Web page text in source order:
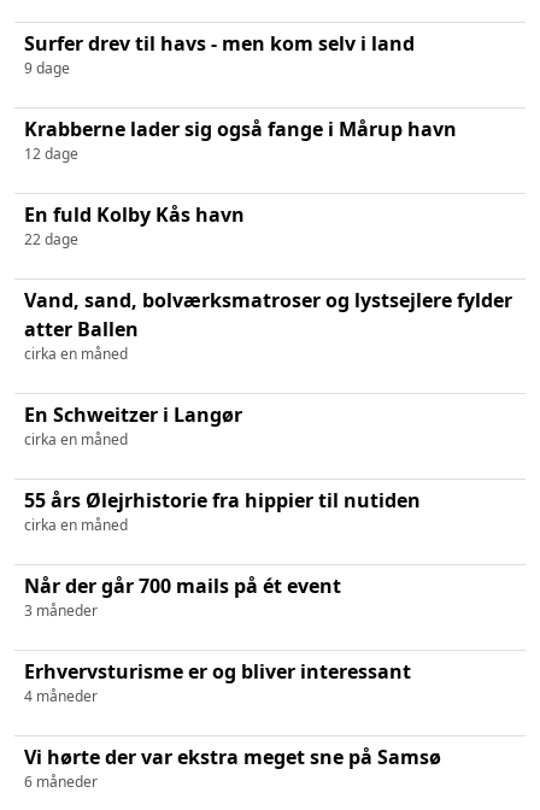
Surfer drev til havs - men kom selv i land
9 dage
Krabberne lader sig også fange i Mårup havn
12 dage
En fuld Kolby Kås havn
22 dage
Vand, sand, bolværksmatroser og lystsejlere fylder
atter Ballen
cirka en måned
En Schweitzer i Langør
cirka en måned
55 års Ølejrhistorie fra hippier til nutiden
cirka en måned
Når der går 700 mails på ét event
3 måneder
Erhvervsturisme er og bliver interessant
4 måneder
Vi hørte der var ekstra meget sne på Samsø
6 måneder